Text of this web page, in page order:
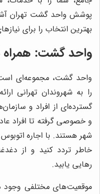
پوشش واحد گشت تهران
بهترین انتخاب را برای
واحد گشت: همراه
واحد گشت، مجموعه‌ای
را به شهروندان تهرانی
گسترده‌ای از افراد و
و خصوصی گرفته تا افراد
شهر هستند. با اجاره
خاطر تردد کنید و از
رهایی یابید.
موقعیت‌های مختلفی وجود